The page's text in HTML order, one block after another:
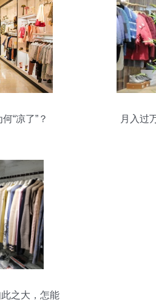
“凉了”？ 月入过
之大，怎能